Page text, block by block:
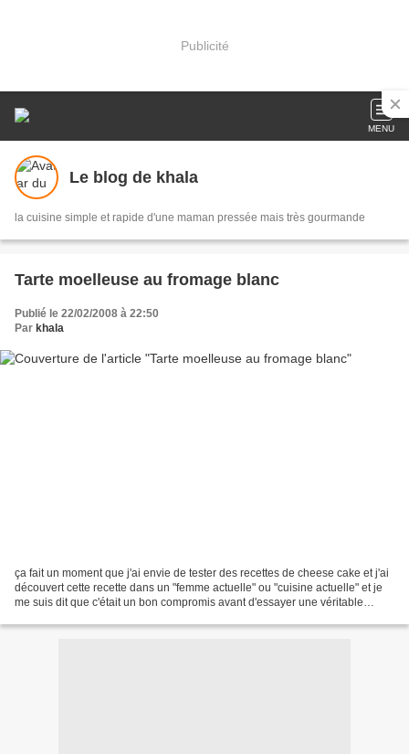
Publicité
MENU
Le blog de khala
la cuisine simple et rapide d'une maman pressée mais très gourmande
Tarte moelleuse au fromage blanc
Publié le 22/02/2008 à 22:50
Par khala
ça fait un moment que j'ai envie de tester des recettes de cheese cake et j'ai
découvert cette recette dans un "femme actuelle" ou "cuisine actuelle" et je
me suis dit que c'était un bon compromis avant d'essayer une véritable